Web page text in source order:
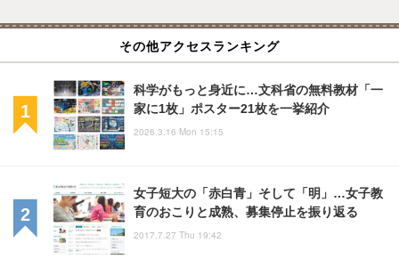
その他アクセスランキング
科学がもっと身近に…文科省の無料教材「一
家に1枚」ポスター21枚を一挙紹介
2026.3.16 Mon 15:15
女子短大の「赤白青」そして「明」…女子教
育のおこりと成熟、募集停止を振り返る
2017.7.27 Thu 19:42